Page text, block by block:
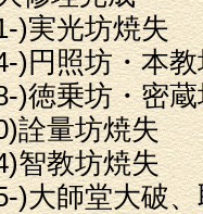
)実光坊焼失
)円照坊・本
)徳乗坊・密
詮量坊焼失
智教坊焼失
)大師堂大破